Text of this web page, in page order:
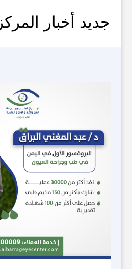
جديد أخبار المركز